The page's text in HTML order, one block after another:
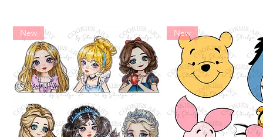
New New